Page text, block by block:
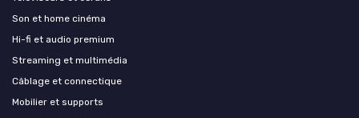
Son et home cinéma
Hi-fi et audio premium
Streaming et multimédia
Câblage et connectique
Mobilier et supports